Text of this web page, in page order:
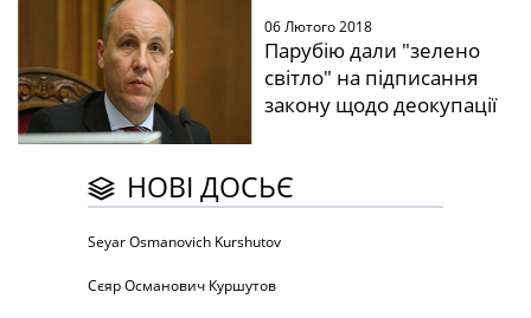
06 Лютого 2018
Парубію дали "зелено
світло" на підписання
закону щодо деокупації
НОВІ ДОСЬЄ
Seyar Osmanovich Kurshutov
Сєяр Османович Куршутов